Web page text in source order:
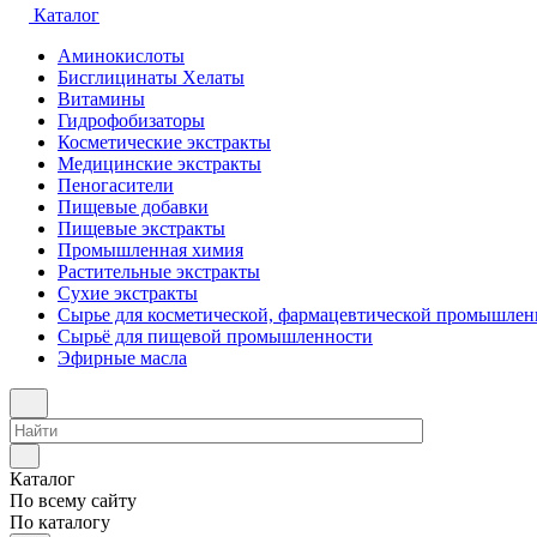
Каталог
Аминокислоты
Бисглицинаты Хелаты
Витамины
Гидрофобизаторы
Косметические экстракты
Медицинские экстракты
Пеногасители
Пищевые добавки
Пищевые экстракты
Промышленная химия
Растительные экстракты
Сухие экстракты
Сырье для косметической, фармацевтической
Сырьё для пищевой промышленности
Эфирные масла
Каталог
По всему сайту
По каталогу